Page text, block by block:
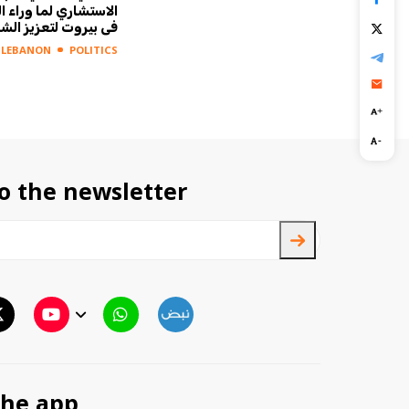
في بيروت لتعزيز
LEBANON POLITICS
the newsletter